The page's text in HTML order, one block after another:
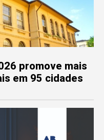
promove mais
em 95 cidades